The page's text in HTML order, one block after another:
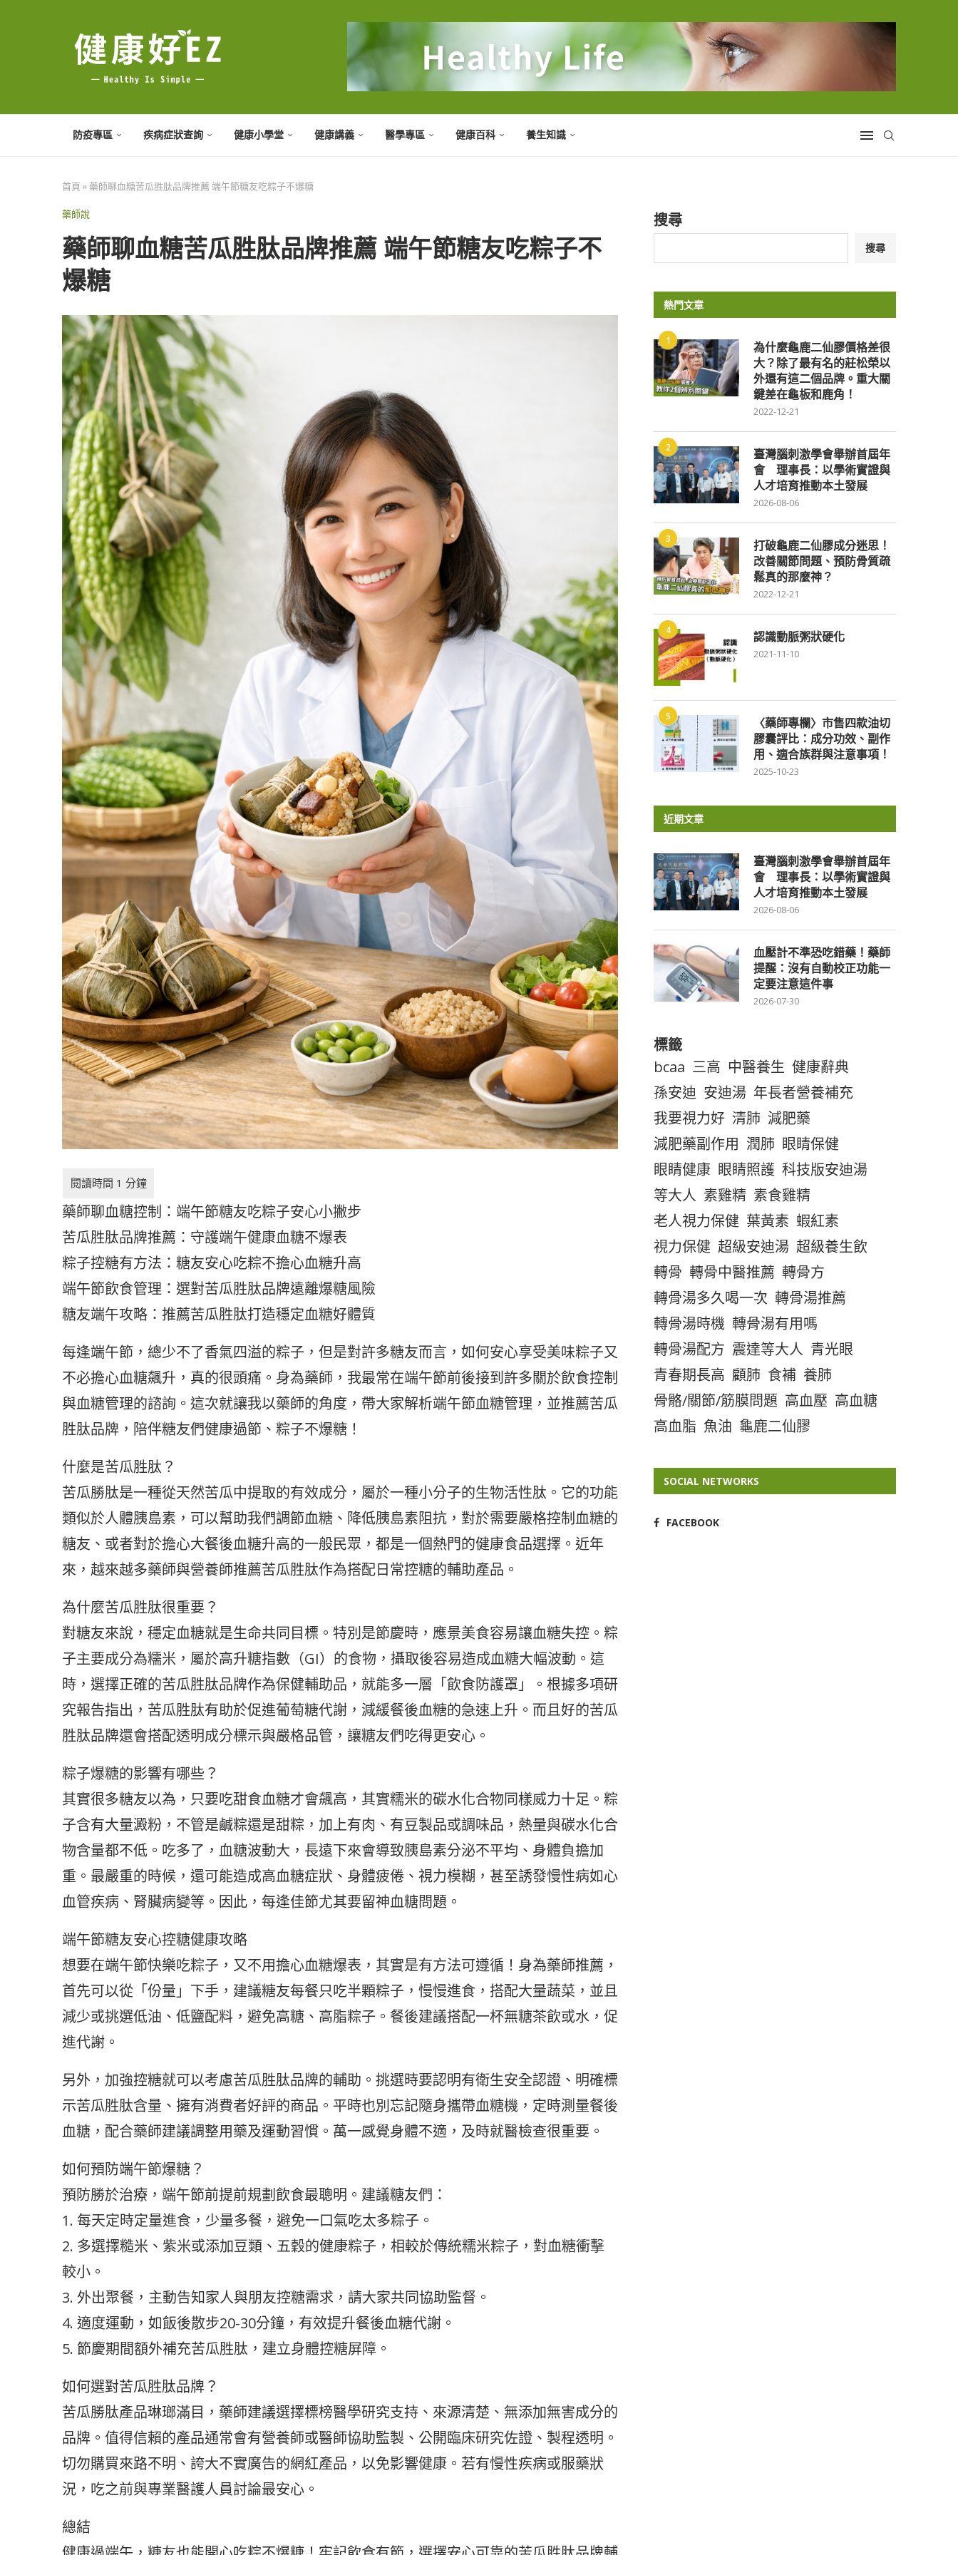
防疫專區 疾病症狀查詢 健康小學堂 健康講義 醫學專區 健康百科 養生知識
首頁 » 藥師聊血糖苦瓜胜肽品牌推薦 端午節糖友吃粽子不爆糖
藥師說
藥師聊血糖苦瓜胜肽品牌推薦 端午節糖友吃粽子不
爆糖
藥師聊血糖控制：端午節糖友吃粽子安心小撇步
苦瓜胜肽品牌推薦：守護端午健康血糖不爆表
粽子控糖有方法：糖友安心吃粽不擔心血糖升高
端午節飲食管理：選對苦瓜胜肽品牌遠離爆糖風險
糖友端午攻略：推薦苦瓜胜肽打造穩定血糖好體質
每逢端午節，總少不了香氣四溢的粽子，但是對許多糖友而言，如何安心享受美味粽子又
不必擔心血糖飆升，真的很頭痛。身為藥師，我最常在端午節前後接到許多關於飲食控制
與血糖管理的諮詢。這次就讓我以藥師的角度，帶大家解析端午節血糖管理，並推薦苦瓜
胜肽品牌，陪伴糖友們健康過節、粽子不爆糖！
什麼是苦瓜胜肽？
苦瓜勝肽是一種從天然苦瓜中提取的有效成分，屬於一種小分子的生物活性肽。它的功能
類似於人體胰島素，可以幫助我們調節血糖、降低胰島素阻抗，對於需要嚴格控制血糖的
糖友、或者對於擔心大餐後血糖升高的一般民眾，都是一個熱門的健康食品選擇。近年
來，越來越多藥師與營養師推薦苦瓜胜肽作為搭配日常控糖的輔助產品。
為什麼苦瓜胜肽很重要？
對糖友來說，穩定血糖就是生命共同目標。特別是節慶時，應景美食容易讓血糖失控。粽
子主要成分為糯米，屬於高升糖指數（GI）的食物，攝取後容易造成血糖大幅波動。這
時，選擇正確的苦瓜胜肽品牌作為保健輔助品，就能多一層「飲食防護罩」。根據多項研
究報告指出，苦瓜胜肽有助於促進葡萄糖代謝，減緩餐後血糖的急速上升。而且好的苦瓜
胜肽品牌還會搭配透明成分標示與嚴格品管，讓糖友們吃得更安心。
粽子爆糖的影響有哪些？
其實很多糖友以為，只要吃甜食血糖才會飆高，其實糯米的碳水化合物同樣威力十足。粽
子含有大量澱粉，不管是鹹粽還是甜粽，加上有肉、有豆製品或調味品，熱量與碳水化合
物含量都不低。吃多了，血糖波動大，長遠下來會導致胰島素分泌不平均、身體負擔加
重。最嚴重的時候，還可能造成高血糖症狀、身體疲倦、視力模糊，甚至誘發慢性病如心
血管疾病、腎臟病變等。因此，每逢佳節尤其要留神血糖問題。
端午節糖友安心控糖健康攻略
想要在端午節快樂吃粽子，又不用擔心血糖爆表，其實是有方法可遵循！身為藥師推薦，
首先可以從「份量」下手，建議糖友每餐只吃半顆粽子，慢慢進食，搭配大量蔬菜，並且
減少或挑選低油、低鹽配料，避免高糖、高脂粽子。餐後建議搭配一杯無糖茶飲或水，促
進代謝。
另外，加強控糖就可以考慮苦瓜胜肽品牌的輔助。挑選時要認明有衛生安全認證、明確標
示苦瓜胜肽含量、擁有消費者好評的商品。平時也別忘記隨身攜帶血糖機，定時測量餐後
血糖，配合藥師建議調整用藥及運動習慣。萬一感覺身體不適，及時就醫檢查很重要。
如何預防端午節爆糖？
預防勝於治療，端午節前提前規劃飲食最聰明。建議糖友們：
1. 每天定時定量進食，少量多餐，避免一口氣吃太多粽子。
2. 多選擇糙米、紫米或添加豆類、五穀的健康粽子，相較於傳統糯米粽子，對血糖衝擊
較小。
3. 外出聚餐，主動告知家人與朋友控糖需求，請大家共同協助監督。
4. 適度運動，如飯後散步20-30分鐘，有效提升餐後血糖代謝。
5. 節慶期間額外補充苦瓜胜肽，建立身體控糖屏障。
如何選對苦瓜胜肽品牌？
苦瓜勝肽產品琳瑯滿目，藥師建議選擇標榜醫學研究支持、來源清楚、無添加無害成分的
品牌。值得信賴的產品通常會有營養師或醫師協助監製、公開臨床研究佐證、製程透明。
切勿購買來路不明、誇大不實廣告的網紅產品，以免影響健康。若有慢性疾病或服藥狀
況，吃之前與專業醫護人員討論最安心。
總結
搜尋
搜尋
熱門文章
1
為什麼龜鹿二仙膠價格差很
大？除了最有名的莊松榮以
外還有這二個品牌。重大關
鍵差在龜板和鹿角！
2022-12-21
2
臺灣腦刺激學會舉辦首屆年
會 理事長：以學術實證與
人才培育推動本土發展
2026-08-06
3
打破龜鹿二仙膠成分迷思！
改善關節問題、預防骨質疏
鬆真的那麼神？
2022-12-21
4 認識動脈粥狀硬化
2021-11-10
5
〈藥師專欄〉市售四款油切
膠囊評比：成分功效、副作
用、適合族群與注意事項！
2025-10-23
近期文章
臺灣腦刺激學會舉辦首屆年
會 理事長：以學術實證與
人才培育推動本土發展
2026-08-06
血壓計不準恐吃錯藥！藥師
提醒：沒有自動校正功能一
定要注意這件事
2026-07-30
標籤
bcaa 三高 中醫養生 健康辭典
孫安迪 安迪湯 年長者營養補充
我要視力好 清肺 減肥藥
減肥藥副作用 潤肺 眼睛保健
眼睛健康 眼睛照護 科技版安迪湯
等大人 素雞精 素食雞精
老人視力保健 葉黃素 蝦紅素
視力保健 超級安迪湯 超級養生飲
轉骨 轉骨中醫推薦 轉骨方
轉骨湯多久喝一次 轉骨湯推薦
轉骨湯時機 轉骨湯有用嗎
轉骨湯配方 震達等大人 青光眼
青春期長高 顧肺 食補 養肺
骨骼/關節/筋膜問題 高血壓 高血糖
高血脂 魚油 龜鹿二仙膠
SOCIAL NETWORKS
FACEBOOK